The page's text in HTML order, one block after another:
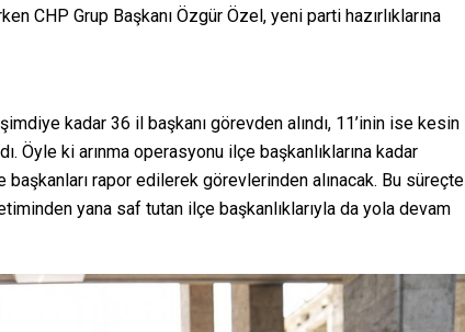
CHP Grup Başkanı Özgür Özel, yeni parti hazırlıklarına
kadar 36 il başkanı görevden alındı, 11’inin ise kesin
Öyle ki arınma operasyonu ilçe başkanlıklarına kadar
başkanları rapor edilerek görevlerinden alınacak. Bu süreçte
yana saf tutan ilçe başkanlıklarıyla da yola devam